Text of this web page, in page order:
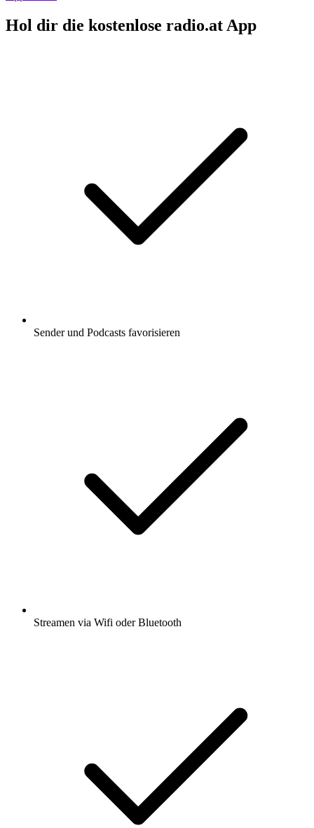
Hol dir die kostenlose radio.at App
Sender und Podcasts favorisieren
Streamen via Wifi oder Bluetooth